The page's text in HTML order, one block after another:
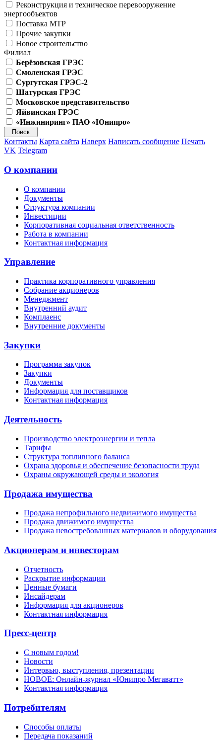
Реконструкция и техническое перевооружение
энергообъектов
Поставка МТР
Прочие закупки
Новое строительство
Филиал
Берёзовская ГРЭС
Смоленская ГРЭС
Сургутская ГРЭС-2
Шатурская ГРЭС
Московское представительство
Яйвинская ГРЭС
«Инжиниринг» ПАО «Юнипро»
Контакты Карта сайта Наверх Написать сообщение Печать
VK Telegram
О компании
О компании
Документы
Структура компании
Инвестиции
Корпоративная социальная ответственность
Работа в компании
Контактная информация
Управление
Практика корпоративного управления
Собрание акционеров
Менеджмент
Внутренний аудит
Комплаенс
Внутренние документы
Закупки
Программа закупок
Закупки
Документы
Информация для поставщиков
Контактная информация
Деятельность
Производство электроэнергии и тепла
Тарифы
Структура топливного баланса
Охрана здоровья и обеспечение безопасности труда
Охраны окружающей среды и экология
Продажа имущества
Продажа непрофильного недвижимого имущества
Продажа движимого имущества
Продажа невостребованных материалов и оборудования
Акционерам и инвесторам
Отчетность
Раскрытие информации
Ценные бумаги
Инсайдерам
Информация для акционеров
Контактная информация
Пресс-центр
С новым годом!
Новости
Интервью, выступления, презентации
НОВОЕ: Онлайн-журнал «Юнипро Мегаватт»
Контактная информация
Потребителям
Способы оплаты
Передача показаний